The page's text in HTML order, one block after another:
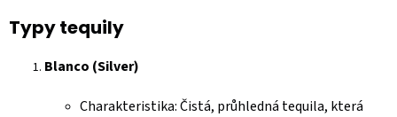
Typy tequily
Blanco (Silver)
Charakteristika: Čistá, průhledná tequila, která